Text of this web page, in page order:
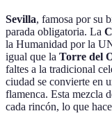
Sevilla, famosa por su
parada obligatoria. La
la Humanidad por la
igual que la Torre del
faltes a la tradicional
ciudad se convierte en
flamenca. Esta mezcla
cada rincón, lo que